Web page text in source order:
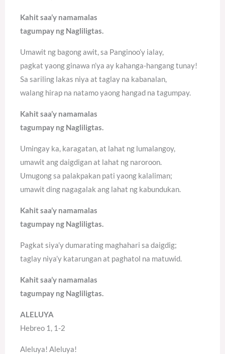
Kahit saa’y namamalas
tagumpay ng Nagliligtas.
Umawit ng bagong awit, sa Panginoo’y ialay,
pagkat yaong ginawa n’ya ay kahanga-hangang tunay!
Sa sariling lakas niya at taglay na kabanalan,
walang hirap na natamo yaong hangad na tagumpay.
Kahit saa’y namamalas
tagumpay ng Nagliligtas.
Umingay ka, karagatan, at lahat ng lumalangoy,
umawit ang daigdigan at lahat ng naroroon.
Umugong sa palakpakan pati yaong kalaliman;
umawit ding nagagalak ang lahat ng kabundukan.
Kahit saa’y namamalas
tagumpay ng Nagliligtas.
Pagkat siya’y dumarating maghahari sa daigdig;
taglay niya’y katarungan at paghatol na matuwid.
Kahit saa’y namamalas
tagumpay ng Nagliligtas.
ALELUYA
Hebreo 1, 1-2
Aleluya! Aleluya!